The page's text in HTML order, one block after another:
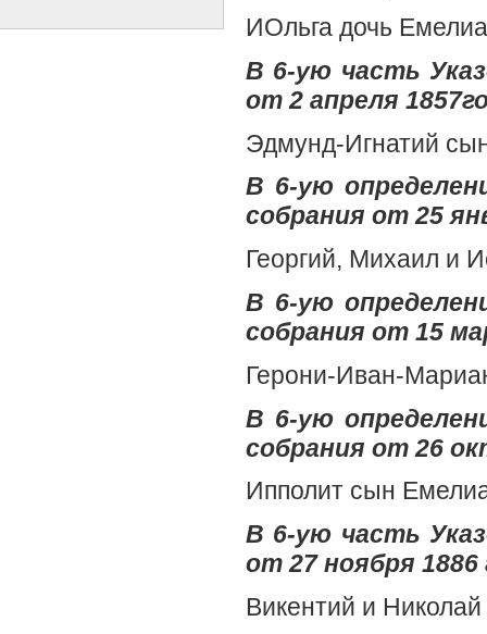
ИОльга дочь
В 6-ую часть
от 2 апреля
Эдмунд-Игнатий
В 6-ую
собрания от 25
Георгий, Михаил и
В 6-ую
собрания от 15
Герони-Иван-
В 6-ую
собрания от 26
Ипполит сын
В 6-ую часть
от 27 ноября 1886
Викентий и